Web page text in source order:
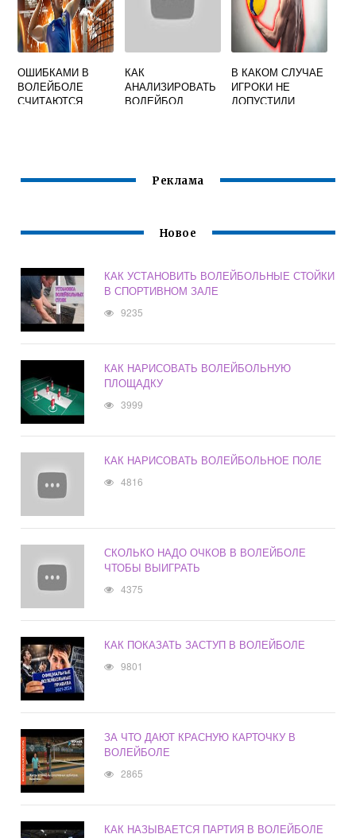
ОШИБКАМИ В
ВОЛЕЙБОЛЕ
СЧИТАЮТСЯ
КАК
АНАЛИЗИРОВАТЬ
ВОЛЕЙБОЛ
В КАКОМ СЛУЧАЕ
ИГРОКИ НЕ
ДОПУСТИЛИ
Реклама
Новое
КАК УСТАНОВИТЬ ВОЛЕЙБОЛЬНЫЕ СТОЙКИ
В СПОРТИВНОМ ЗАЛЕ
9235
КАК НАРИСОВАТЬ ВОЛЕЙБОЛЬНУЮ
ПЛОЩАДКУ
3999
КАК НАРИСОВАТЬ ВОЛЕЙБОЛЬНОЕ ПОЛЕ
4816
СКОЛЬКО НАДО ОЧКОВ В ВОЛЕЙБОЛЕ
ЧТОБЫ ВЫИГРАТЬ
4375
КАК ПОКАЗАТЬ ЗАСТУП В ВОЛЕЙБОЛЕ
9801
ЗА ЧТО ДАЮТ КРАСНУЮ КАРТОЧКУ В
ВОЛЕЙБОЛЕ
2865
КАК НАЗЫВАЕТСЯ ПАРТИЯ В ВОЛЕЙБОЛЕ